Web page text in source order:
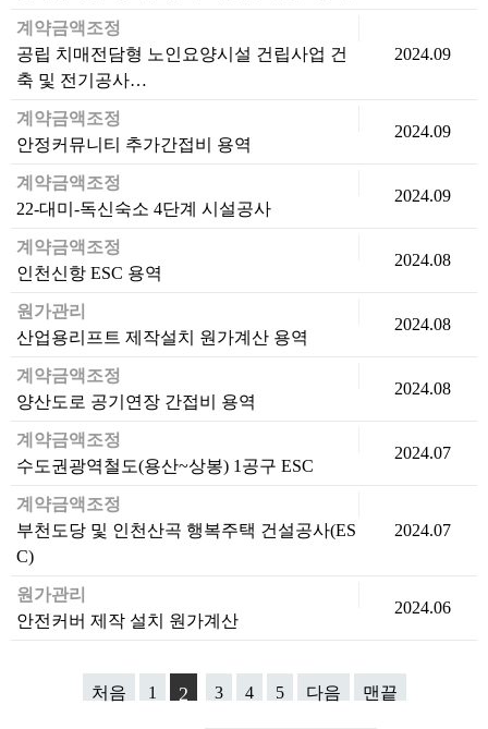
계약금액조정
공립 치매전담형 노인요양시설 건립사업 건
축 및 전기공사…
2024.09
계약금액조정
안정커뮤니티 추가간접비 용역
2024.09
계약금액조정
22-대미-독신숙소 4단계 시설공사
2024.09
계약금액조정
인천신항 ESC 용역
2024.08
원가관리
산업용리프트 제작설치 원가계산 용역
2024.08
계약금액조정
양산도로 공기연장 간접비 용역
2024.08
계약금액조정
수도권광역철도(용산~상봉) 1공구 ESC
2024.07
계약금액조정
부천도당 및 인천산곡 행복주택 건설공사(ES
C)
2024.07
원가관리
안전커버 제작 설치 원가계산
2024.06
처음 1 2 3 4 5 다음 맨끝